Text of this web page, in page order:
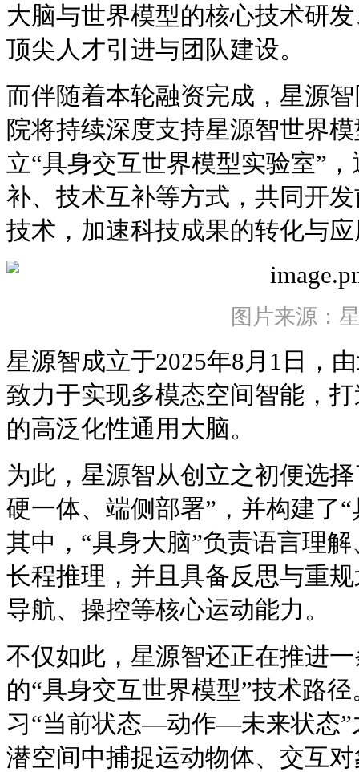
大脑与世界模型的核心技术研
顶尖人才引进与团队建设。
而伴随着本轮融资完成，星源
院将持续深度支持星源智世界
立“具身交互世界模型实验室”
补、技术互补等方式，共同开
技术，加速科技成果的转化与
图片来源：
星源智成立于2025年8月1日，
致力于实现多模态空间智能，
的高泛化性通用大脑。
为此，星源智从创立之初便选
硬一体、端侧部署”，并构建了
其中，“具身大脑”负责语言理
长程推理，并且具备反思与重
导航、操控等核心运动能力。
不仅如此，星源智还正在推进
的“具身交互世界模型”技术路
习“当前状态—动作—未来状态”
潜空间中捕捉运动物体、交互